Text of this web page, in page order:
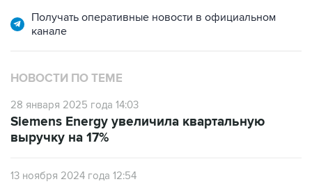
Получать оперативные новости в официальном
канале
НОВОСТИ ПО ТЕМЕ
28 января 2025 года 14:03
Siemens Energy увеличила квартальную
выручку на 17%
13 ноября 2024 года 12:54